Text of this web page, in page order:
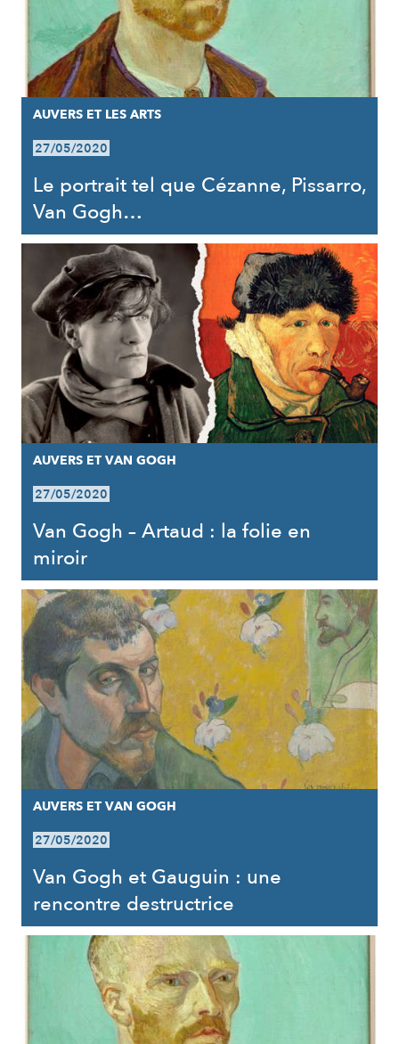
AUVERS ET LES ARTS
27/05/2020
Le portrait tel que Cézanne, Pissarro,
Van Gogh…
AUVERS ET VAN GOGH
27/05/2020
Van Gogh – Artaud : la folie en
miroir
AUVERS ET VAN GOGH
27/05/2020
Van Gogh et Gauguin : une
rencontre destructrice